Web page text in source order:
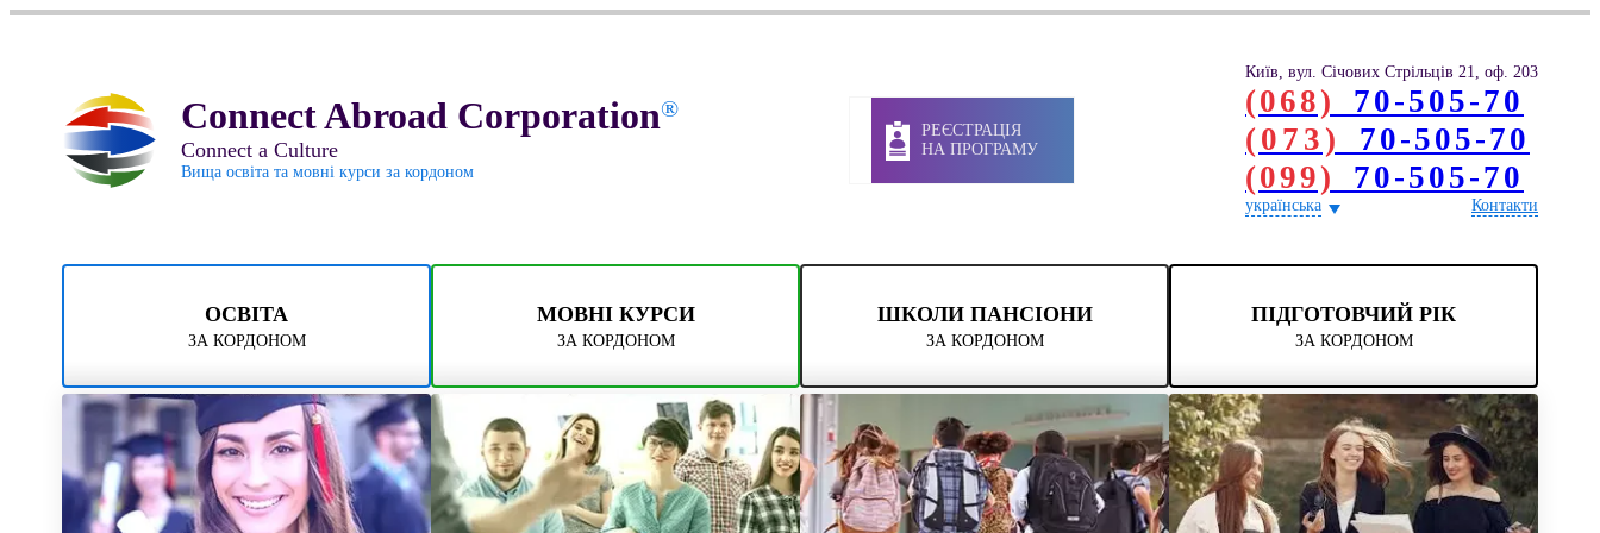
Connect Abroad Corporation®
Connect a Culture
Вища освіта та мовні курси за кордоном
РЕЄСТРАЦІЯ
НА ПРОГРАМУ
Київ, вул. Січових Стрільців 21, оф. 203
(068)
70-505-70
(073)
70-505-70
(099)
70-505-70
українська Контакти
ОСВІТА
ЗА КОРДОНОМ
МОВНІ КУРСИ
ЗА КОРДОНОМ
ШКОЛИ ПАНСІОНИ
ЗА КОРДОНОМ
ПІДГОТОВЧИЙ РІК
ЗА КОРДОНОМ